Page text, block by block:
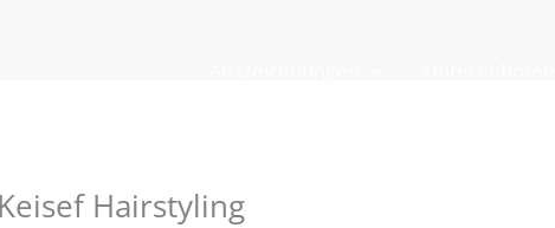
Hairstyling